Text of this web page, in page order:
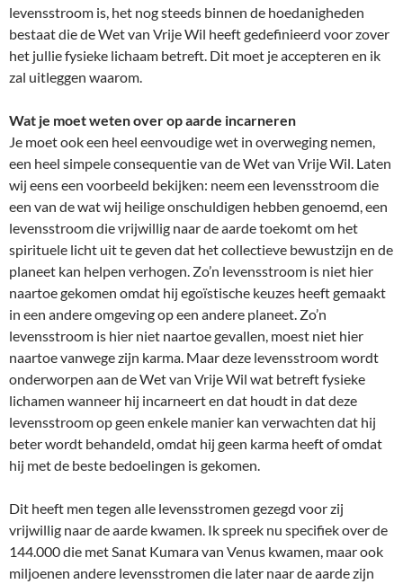
levensstroom is, het nog steeds binnen de hoedanigheden
bestaat die de Wet van Vrije Wil heeft gedefinieerd voor zover
het jullie fysieke lichaam betreft. Dit moet je accepteren en ik
zal uitleggen waarom.
Wat je moet weten over op aarde incarneren
Je moet ook een heel eenvoudige wet in overweging nemen,
een heel simpele consequentie van de Wet van Vrije Wil. Laten
wij eens een voorbeeld bekijken: neem een levensstroom die
een van de wat wij heilige onschuldigen hebben genoemd, een
levensstroom die vrijwillig naar de aarde toekomt om het
spirituele licht uit te geven dat het collectieve bewustzijn en de
planeet kan helpen verhogen. Zo’n levensstroom is niet hier
naartoe gekomen omdat hij egoïstische keuzes heeft gemaakt
in een andere omgeving op een andere planeet. Zo’n
levensstroom is hier niet naartoe gevallen, moest niet hier
naartoe vanwege zijn karma. Maar deze levensstroom wordt
onderworpen aan de Wet van Vrije Wil wat betreft fysieke
lichamen wanneer hij incarneert en dat houdt in dat deze
levensstroom op geen enkele manier kan verwachten dat hij
beter wordt behandeld, omdat hij geen karma heeft of omdat
hij met de beste bedoelingen is gekomen.
Dit heeft men tegen alle levensstromen gezegd voor zij
vrijwillig naar de aarde kwamen. Ik spreek nu specifiek over de
144.000 die met Sanat Kumara van Venus kwamen, maar ook
miljoenen andere levensstromen die later naar de aarde zijn